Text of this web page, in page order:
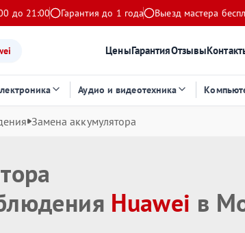
до 21:00 Гарантия до 1 года Выезд мастера
ЦеныГарантияОтзывы
Аудио и видеотехника
Замена аккумулятора
Huawei в